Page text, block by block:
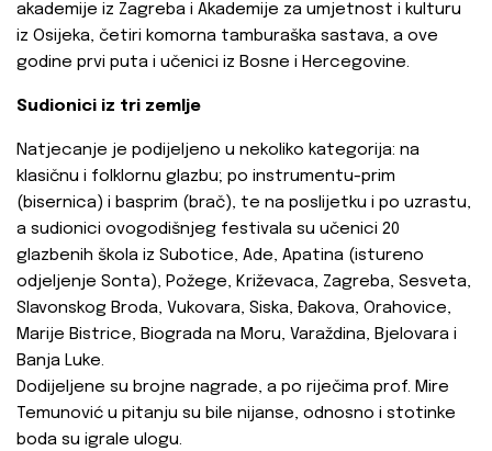
akademije iz Zagreba i Akademije za umjetnost i kulturu
iz Osijeka, četiri komorna tamburaška sastava, a ove
godine prvi puta i učenici iz Bosne i Hercegovine.
Sudionici iz tri zemlje
Natjecanje je podijeljeno u nekoliko kategorija: na
klasičnu i folklornu glazbu; po instrumentu-prim
(bisernica) i basprim (brač), te na poslijetku i po uzrastu,
a sudionici ovogodišnjeg festivala su učenici 20
glazbenih škola iz Subotice, Ade, Apatina (istureno
odjeljenje Sonta), Požege, Križevaca, Zagreba, Sesveta,
Slavonskog Broda, Vukovara, Siska, Đakova, Orahovice,
Marije Bistrice, Biograda na Moru, Varaždina, Bjelovara i
Banja Luke.
Dodijeljene su brojne nagrade, a po riječima prof. Mire
Temunović u pitanju su bile nijanse, odnosno i stotinke
boda su igrale ulogu.